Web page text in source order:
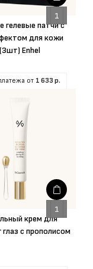
гелевые патчи с
для кожи
Enhel
от 1 633 р.
крем для
глаз с прополисом